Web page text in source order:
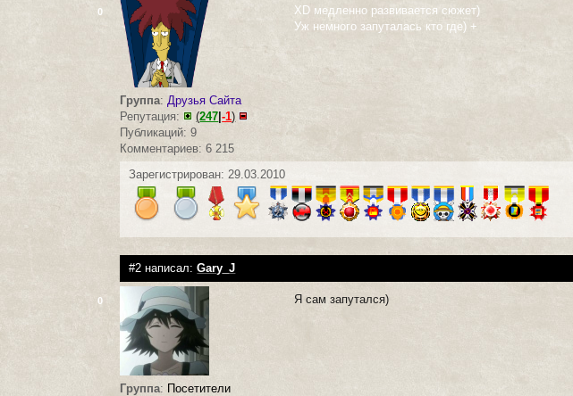
0
Группа: Друзья Сайта
Репутация:
(247 |-1)
Публикаций: 9
Комментариев: 6 215
XD медленно развивается сюжет)
Уж немного запуталась кто где) +
Зарегистрирован: 29.03.2010
#2 написал:Gary_J
0
Группа: Посетители
Я сам запутался)